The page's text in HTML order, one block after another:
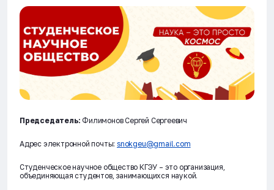
Председатель: Филимонов Сергей Сергеевич
Адрес электронной почты:snokgeu@gmail.com
Студенческое научное общество КГЭУ – это организация,
объединяющая студентов, занимающихся наукой.